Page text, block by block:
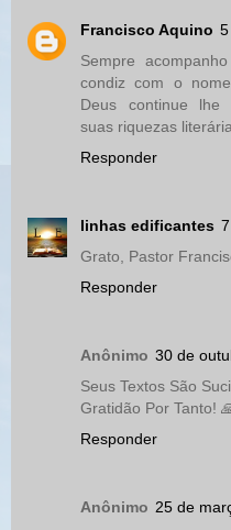
Francisco Aquino
Sempre
condiz com o
Deus continue lhe
suas riquezas
Responder
linhas edificantes
Grato, Pastor
Responder
Anônimo 30 de
Seus Textos São
Gratidão Por Tanto!
Responder
Anônimo 25 de